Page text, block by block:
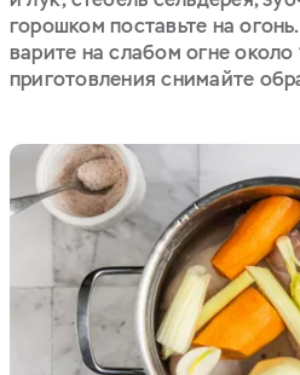
горошком поставьте на
варите на слабом огне около
приготовления снимайте